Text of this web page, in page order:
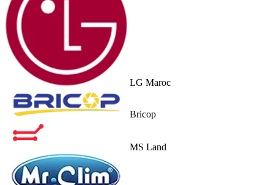
LG Maroc
Bricop
MS Land